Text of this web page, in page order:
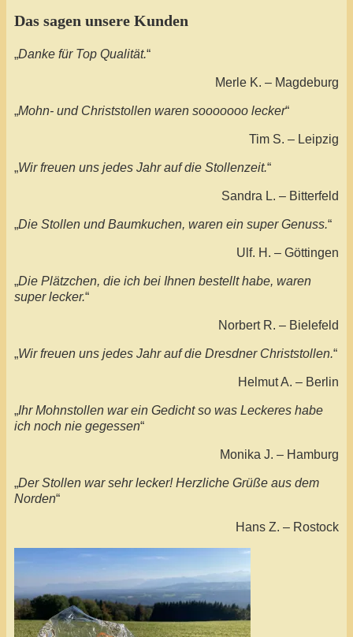
Das sagen unsere Kunden
„Danke für Top Qualität.“
Merle K. – Magdeburg
„Mohn- und Christstollen waren sooooooo lecker“
Tim S. – Leipzig
„Wir freuen uns jedes Jahr auf die Stollenzeit.“
Sandra L. – Bitterfeld
„Die Stollen und Baumkuchen, waren ein super Genuss.“
Ulf. H. – Göttingen
„Die Plätzchen, die ich bei Ihnen bestellt habe, waren
super lecker.“
Norbert R. – Bielefeld
„Wir freuen uns jedes Jahr auf die Dresdner Christstollen.“
Helmut A. – Berlin
„Ihr Mohnstollen war ein Gedicht so was Leckeres habe
ich noch nie gegessen“
Monika J. – Hamburg
„Der Stollen war sehr lecker! Herzliche Grüße aus dem
Norden“
Hans Z. – Rostock